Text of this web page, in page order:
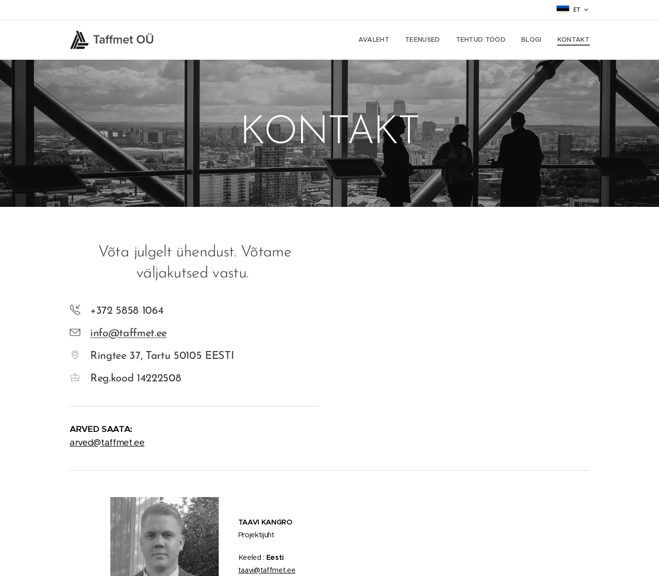
ET
AVALEHT TEENUSED TEHTUD TÖÖD BLOGI KONTAKT
KONTAKT
Võta julgelt ühendust. Võtame
väljakutsed vastu.
+372 5858 1064
info@taffmet.ee
Ringtee 37, Tartu 50105 EESTI
Reg.kood 14222508
ARVED SAATA:
arved@taffmet.ee
TAAVI KANGRO
Projektijuht
Keeled : Eesti
taavi@taffmet.ee